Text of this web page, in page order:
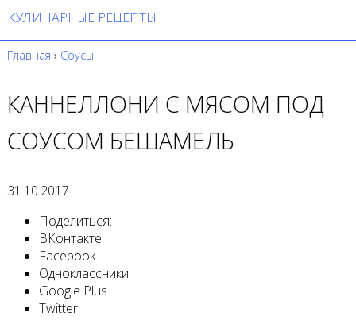
КУЛИНАРНЫЕ РЕЦЕПТЫ
Главная › Соусы
КАННЕЛЛОНИ С МЯСОМ ПОД
СОУСОМ БЕШАМЕЛЬ
31.10.2017
Поделиться:
ВКонтакте
Facebook
Одноклассники
Google Plus
Twitter